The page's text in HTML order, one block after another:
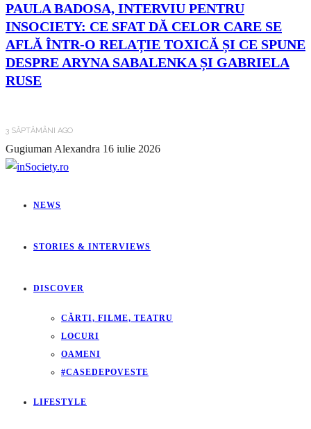
PAULA BADOSA, INTERVIU PENTRU
INSOCIETY: CE SFAT DĂ CELOR CARE SE
AFLĂ ÎNTR-O RELAȚIE TOXICĂ ȘI CE SPUNE
DESPRE ARYNA SABALENKA ȘI GABRIELA
RUSE
3 SĂPTĂMÂNI AGO
Gugiuman Alexandra 16 iulie 2026
NEWS
STORIES & INTERVIEWS
DISCOVER
CĂRTI, FILME, TEATRU
LOCURI
OAMENI
#CASEDEPOVESTE
LIFESTYLE